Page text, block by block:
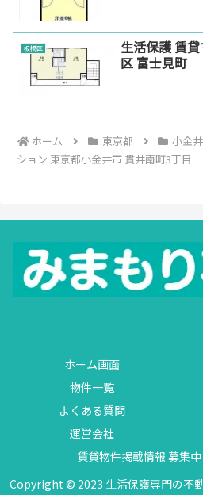
板橋区
生活保護 賃
区 富士見町
ホーム 東京都 小金
ション 東京都小金井市 貫井南町3丁目
ホーム画面
物件一覧
よくある質問
運営会社
賃貸物件掲載情報 募集中
Copyright © 2023 生活保護専門の不